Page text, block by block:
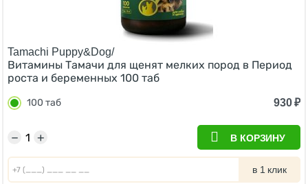
Tamachi Puppy&Dog/
Витамины Тамачи для щенят мелких пород в Период
роста и беременных 100 таб
100 таб 930₽
+
− В КОРЗИНУ
в 1 клик